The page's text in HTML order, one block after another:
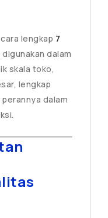
lengkap 7
digunakan dalam
skala toko,
lengkap
dalam